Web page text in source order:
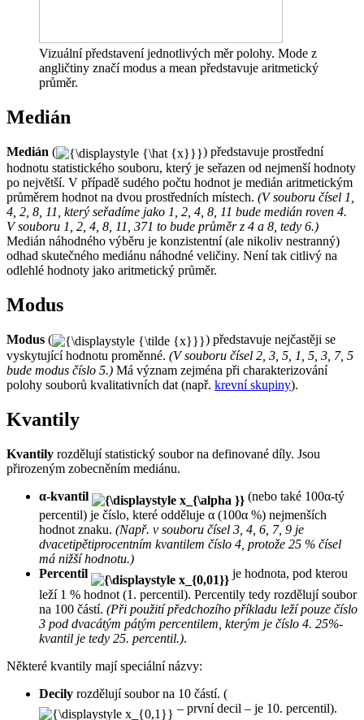
Vizuální představení jednotlivých měr polohy. Mode z
angličtiny značí modus a mean představuje aritmetický
průměr.
Medián
Medián (
) představuje prostřední
hodnotu statistického souboru, který je seřazen od nejmenší hodnoty
po největší. V případě sudého počtu hodnot je medián aritmetickým
průměrem hodnot na dvou prostředních místech. (V souboru čísel 1,
4, 2, 8, 11, který seřadíme jako 1, 2, 4, 8, 11 bude medián roven 4.
V souboru 1, 2, 4, 8, 11, 371 to bude průměr z 4 a 8, tedy 6.)
Medián náhodného výběru je konzistentní (ale nikoliv nestranný)
odhad skutečného mediánu náhodné veličiny. Není tak citlivý na
odlehlé hodnoty jako aritmetický průměr.
Modus
Modus (
) představuje nejčastěji se
vyskytující hodnotu proměnné. (V souboru čísel 2, 3, 5, 1, 5, 3, 7, 5
bude modus číslo 5.) Má význam zejména při charakterizování
polohy souborů kvalitativních dat (např. krevní skupiny).
Kvantily
Kvantily rozdělují statistický soubor na definované díly. Jsou
přirozeným zobecněním mediánu.
α-kvantil
(nebo také 100α-tý
percentil) je číslo, které odděluje α (100α %) nejmenších
hodnot znaku. (Např. v souboru čísel 3, 4, 6, 7, 9 je
dvacetipětiprocentním kvantilem číslo 4, protože 25 % čísel
má nižší hodnotu.)
Percentil
je hodnota, pod kterou
leží 1 % hodnot (1. percentil). Percentily tedy rozdělují soubor
na 100 částí. (Při použití předchozího příkladu leží pouze číslo
3 pod dvacátým pátým percentilem, kterým je číslo 4. 25%-
kvantil je tedy 25. percentil.).
Některé kvantily mají speciální názvy:
Decily rozdělují soubor na 10 částí. (
– první decil – je 10. percentil).